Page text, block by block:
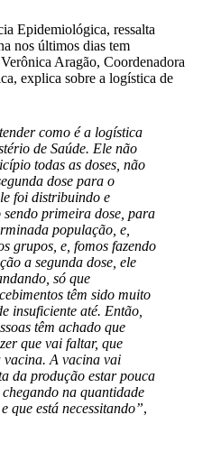
Epidemiológica, ressalta
nos últimos dias tem
Aragão, Coordenadora
explica sobre a logística de
como é a logística
de Saúde. Ele não
todas as doses, não
dose para o
foi distribuindo e
primeira dose, para
população, e,
grupos, e, fomos fazendo
a segunda dose, ele
só que
têm sido muito
insuficiente até. Então,
têm achado que
que vai faltar, que
A vacina vai
da produção estar pouca
na quantidade
que está necessitando”,